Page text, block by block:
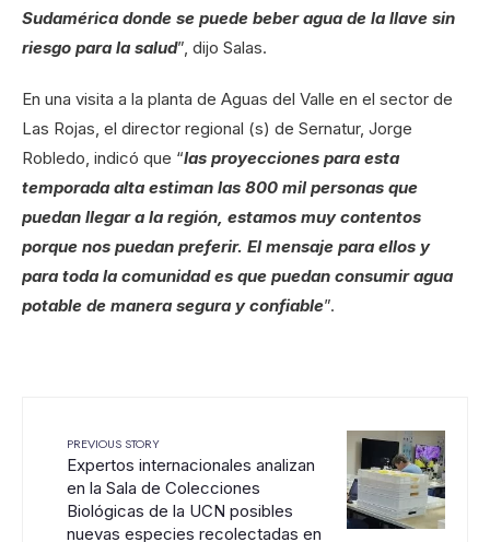
Sudamérica donde se puede beber agua de la llave sin
riesgo para la salud”, dijo Salas.
En una visita a la planta de Aguas del Valle en el sector de
Las Rojas, el director regional (s) de Sernatur, Jorge
Robledo, indicó que “las proyecciones para esta
temporada alta estiman las 800 mil personas que
puedan llegar a la región, estamos muy contentos
porque nos puedan preferir. El mensaje para ellos y
para toda la comunidad es que puedan consumir agua
potable de manera segura y confiable”.
PREVIOUS STORY
Expertos internacionales analizan
en la Sala de Colecciones
Biológicas de la UCN posibles
nuevas especies recolectadas en